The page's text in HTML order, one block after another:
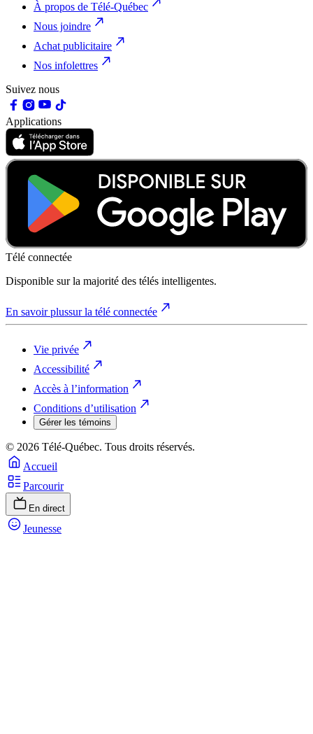
À propos de Télé-Québec
Nous joindre
Achat publicitaire
Nos infolettres
Suivez nous
Applications
Télé connectée
Disponible sur la majorité des télés intelligentes.
En savoir plussur la télé connectée
Vie privée
Accessibilité
Accès à l’information
Conditions d’utilisation
Gérer les témoins
© 2026 Télé-Québec. Tous droits réservés.
Accueil
Parcourir
En direct
Jeunesse